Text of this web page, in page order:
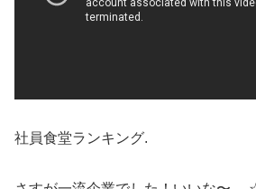
社員食堂ランキング.